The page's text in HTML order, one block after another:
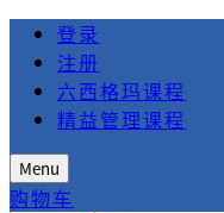
登录
注册
六西格玛课程
精益管理课程
Menu
购物车